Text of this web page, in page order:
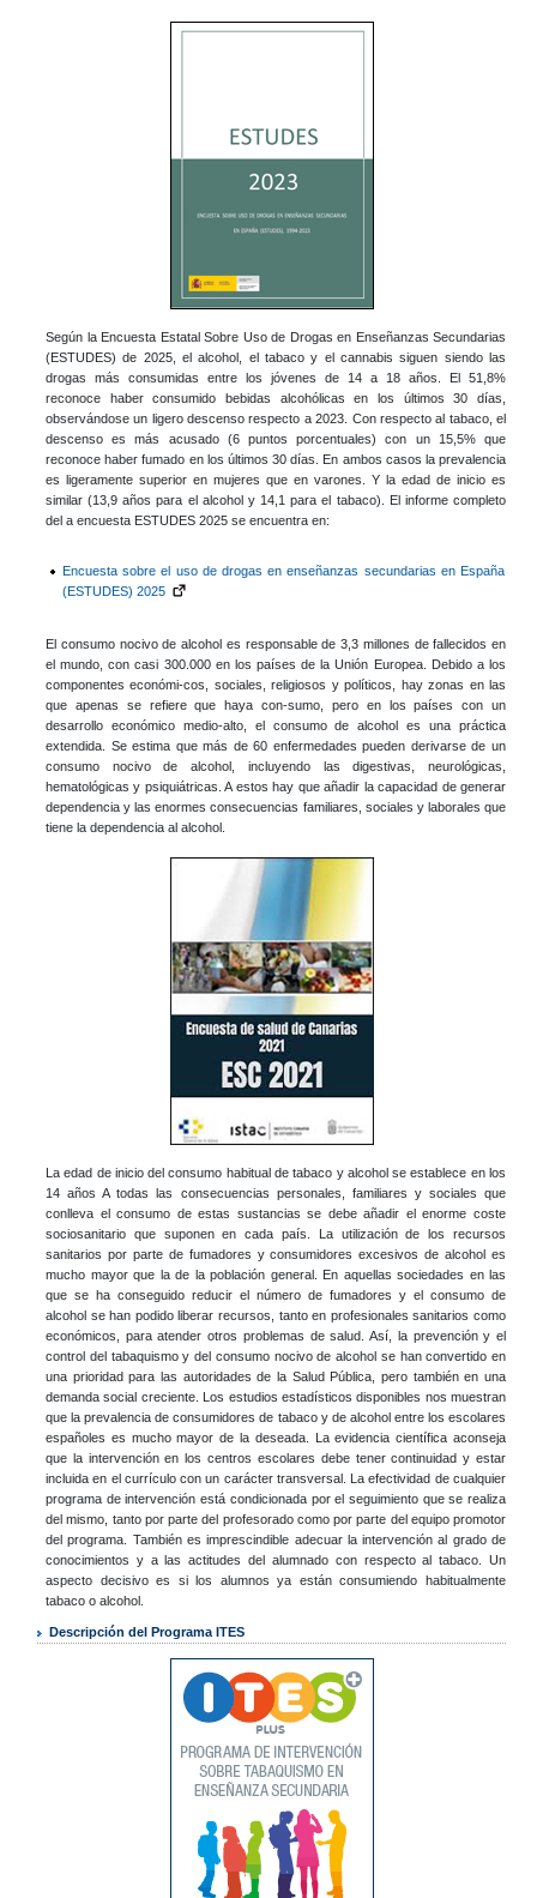
Según la Encuesta Estatal Sobre Uso de Drogas en Enseñanzas Secundarias
(ESTUDES) de 2025, el alcohol, el tabaco y el cannabis siguen siendo las
drogas más consumidas entre los jóvenes de 14 a 18 años. El 51,8%
reconoce haber consumido bebidas alcohólicas en los últimos 30 días,
observándose un ligero descenso respecto a 2023. Con respecto al tabaco, el
descenso es más acusado (6 puntos porcentuales) con un 15,5% que
reconoce haber fumado en los últimos 30 días. En ambos casos la prevalencia
es ligeramente superior en mujeres que en varones. Y la edad de inicio es
similar (13,9 años para el alcohol y 14,1 para el tabaco). El informe completo
del a encuesta ESTUDES 2025 se encuentra en:
Encuesta sobre el uso de drogas en enseñanzas secundarias en España
(ESTUDES) 2025
El consumo nocivo de alcohol es responsable de 3,3 millones de fallecidos en
el mundo, con casi 300.000 en los países de la Unión Europea. Debido a los
componentes económi-cos, sociales, religiosos y políticos, hay zonas en las
que apenas se refiere que haya con-sumo, pero en los países con un
desarrollo económico medio-alto, el consumo de alcohol es una práctica
extendida. Se estima que más de 60 enfermedades pueden derivarse de un
consumo nocivo de alcohol, incluyendo las digestivas, neurológicas,
hematológicas y psiquiátricas. A estos hay que añadir la capacidad de generar
dependencia y las enormes consecuencias familiares, sociales y laborales que
tiene la dependencia al alcohol.
La edad de inicio del consumo habitual de tabaco y alcohol se establece en los
14 años A todas las consecuencias personales, familiares y sociales que
conlleva el consumo de estas sustancias se debe añadir el enorme coste
sociosanitario que suponen en cada país. La utilización de los recursos
sanitarios por parte de fumadores y consumidores excesivos de alcohol es
mucho mayor que la de la población general. En aquellas sociedades en las
que se ha conseguido reducir el número de fumadores y el consumo de
alcohol se han podido liberar recursos, tanto en profesionales sanitarios como
económicos, para atender otros problemas de salud. Así, la prevención y el
control del tabaquismo y del consumo nocivo de alcohol se han convertido en
una prioridad para las autoridades de la Salud Pública, pero también en una
demanda social creciente. Los estudios estadísticos disponibles nos muestran
que la prevalencia de consumidores de tabaco y de alcohol entre los escolares
españoles es mucho mayor de la deseada. La evidencia científica aconseja
que la intervención en los centros escolares debe tener continuidad y estar
incluida en el currículo con un carácter transversal. La efectividad de cualquier
programa de intervención está condicionada por el seguimiento que se realiza
del mismo, tanto por parte del profesorado como por parte del equipo promotor
del programa. También es imprescindible adecuar la intervención al grado de
conocimientos y a las actitudes del alumnado con respecto al tabaco. Un
aspecto decisivo es si los alumnos ya están consumiendo habitualmente
tabaco o alcohol.
Descripción del Programa ITES